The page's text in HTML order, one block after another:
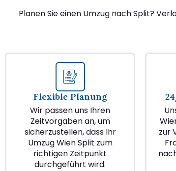
Planen Sie einen Umzug nach Split?
Flexible Planung
Wir passen uns Ihren
Zeitvorgaben an, um
sicherzustellen, dass Ihr
Umzug Wien Split zum
richtigen Zeitpunkt
durchgeführt wird.
zur